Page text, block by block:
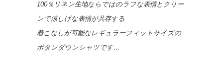
100％リネン生地ならではのラフな表情とクリー
ンで涼しげな表情が共存する
着こなしが可能なレギュラーフィットサイズの
ボタンダウンシャツです…